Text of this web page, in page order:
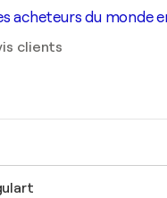
acheteurs du monde
clients